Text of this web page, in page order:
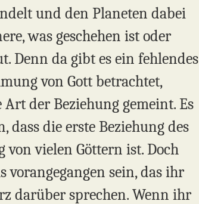
und den Planeten dabei
was geschehen ist oder
Denn da gibt es ein fehlendes
von Gott betrachtet,
der Beziehung gemeint. Es
die erste Beziehung des
vielen Göttern ist. Doch
vorangegangen sein, das ihr
darüber sprechen. Wenn ihr